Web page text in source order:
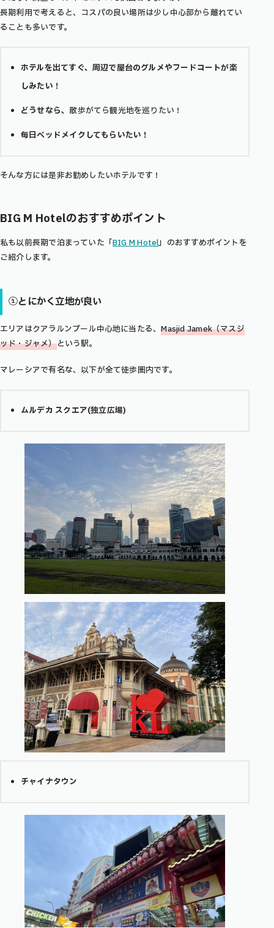
長期利用で考えると、コスパの良い場所は少し中心部から離れてい
ることも多いです。
ホテルを出てすぐ、 周辺で屋台のグルメやフードコートが楽
しみたい！
どうせなら、散歩がてら観光地を巡りたい！
毎日ベッドメイクしてもらいたい！
そんな方には是非お勧めしたいホテルです！
BIG M Hotelのおすすめポイント
私も以前長期で泊まっていた「BIG M Hotel」のおすすめポイントを
ご紹介します。
①とにかく立地が良い
エリアはクアラルンプール中心地に当たる、Masjid Jamek（マスジ
ッド・ジャメ）という駅。
マレーシアで有名な、以下が全て徒歩圏内です。
ムルデカ スクエア(独立広場)
チャイナタウン